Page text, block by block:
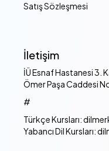
Satış Sözleşmesi
İletişim
İÜ Esnaf Hastanesi 3.
Ömer Paşa Caddesi
#
Türkçe Kursları:
Yabancı Dil Kursları: